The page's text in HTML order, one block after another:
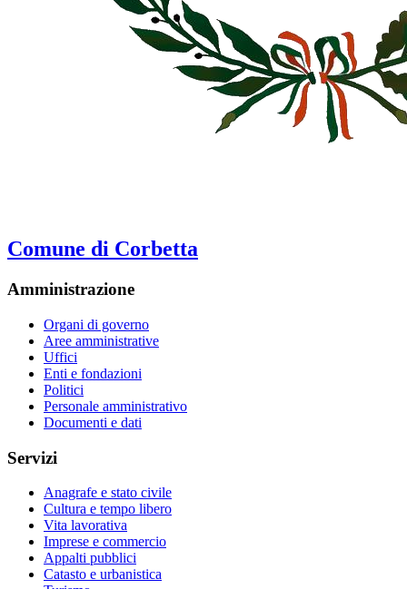
Comune di Corbetta
Amministrazione
Organi di governo
Aree amministrative
Uffici
Enti e fondazioni
Politici
Personale amministrativo
Documenti e dati
Servizi
Anagrafe e stato civile
Cultura e tempo libero
Vita lavorativa
Imprese e commercio
Appalti pubblici
Catasto e urbanistica